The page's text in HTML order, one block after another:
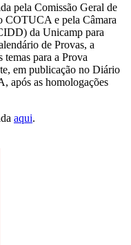
pela Comissão Geral de
COTUCA e pela Câmara
da Unicamp para
de Provas, a
temas para a Prova
em publicação no Diário
após as homologações
aqui.